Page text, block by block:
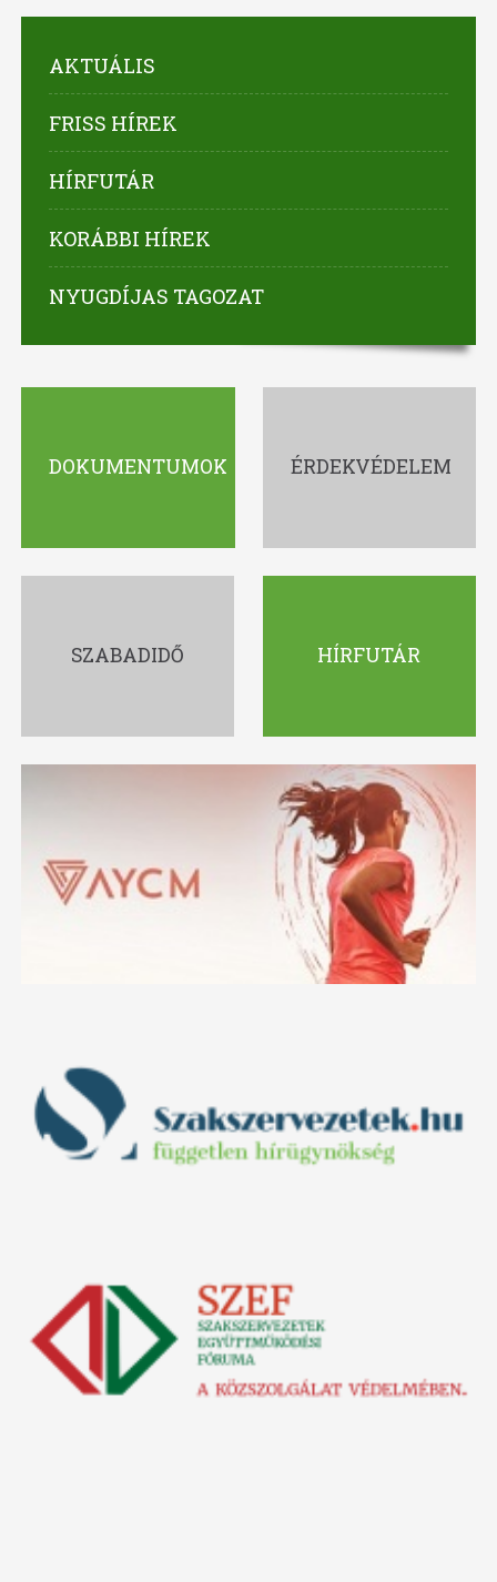
AKTUÁLIS
FRISS HÍREK
HÍRFUTÁR
KORÁBBI HÍREK
NYUGDÍJAS TAGOZAT
DOKUMENTUMOK ÉRDEKVÉDELEM
SZABADIDŐ HÍRFUTÁR